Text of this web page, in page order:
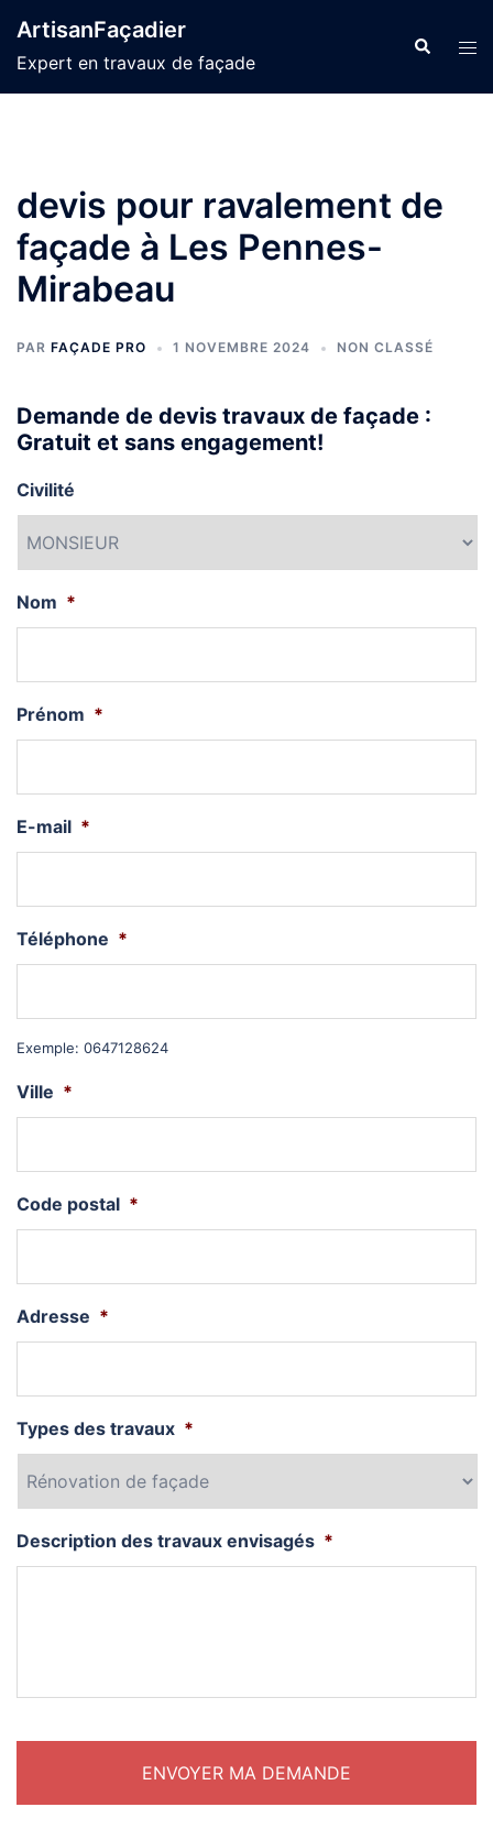
au
contenu
ArtisanFaçadier
Expert en travaux de façade
devis pour ravalement de
façade à Les Pennes-
Mirabeau
PAR FAÇADE PRO 1 NOVEMBRE 2024 NON CLASSÉ
Demande de devis travaux de façade :
Gratuit et sans engagement!
Civilité
Nom *
Prénom *
E-mail *
Téléphone *
Exemple: 0647128624
Ville *
Code postal *
Adresse *
Types des travaux *
Description des travaux envisagés *